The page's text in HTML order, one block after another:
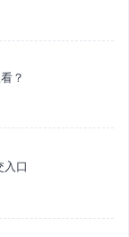
？
入口